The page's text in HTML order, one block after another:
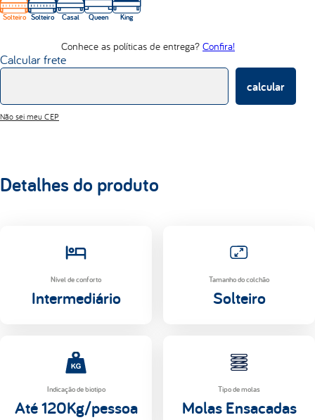
Solteiro Solteiro Casal Queen King
Conhece as políticas de entrega? Confira!
Calcular frete
calcular
Não sei meu CEP
Detalhes do produto
Nível de conforto
Intermediário
Tamanho do colchão
Solteiro
Indicação de biotipo
Até 120Kg/pessoa
Tipo de molas
Molas Ensacadas